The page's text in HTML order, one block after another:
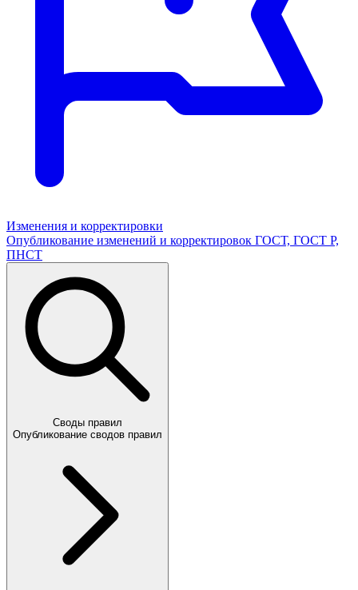
Изменения и корректировки
Опубликование изменений и корректировок ГОСТ, ГОСТ Р,
ПНСТ
Своды правил
Опубликование сводов правил